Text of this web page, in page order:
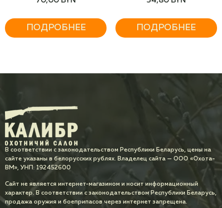
ПОДРОБНЕЕ ПОДРОБНЕЕ
В соответствии с законодательством Республики Беларусь, цены на
сайте указаны в белорусских рублях. Владелец сайта — ООО «Охота-
ВМ», УНП: 192452600
Сайт не является интернет-магазином и носит информационный
характер. В соответствии с законодательством Республики Беларусь,
продажа оружия и боеприпасов через интернет запрещена.